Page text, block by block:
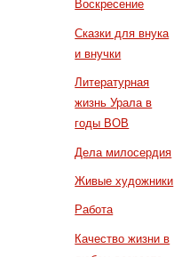
Воскресение
Сказки для внука
и внучки
Литературная
жизнь Урала в
годы ВОВ
Дела милосердия
Живые художники
Работа
Качество жизни в